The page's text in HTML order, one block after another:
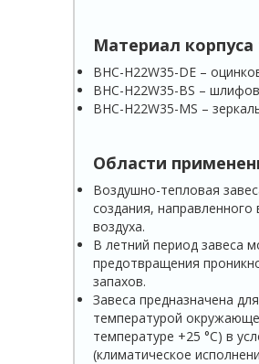
Материал
BHC-H22W35-DE –
BHC-H22W35-BS –
BHC-H22W35-MS –
Области
Воздушно-тепловая
создания,
воздуха.
В летний период завеса
предотвращения
запахов.
Завеса предназначена
температурой
температуре +25 °С) в
(климати­ческое